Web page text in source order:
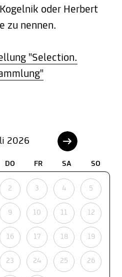
oder Herbert
zu nennen.
"Selection.
2026
DO FR SA SO
2 3 4 5
9 10 11 12
16 17 18 19
23 24 25 26